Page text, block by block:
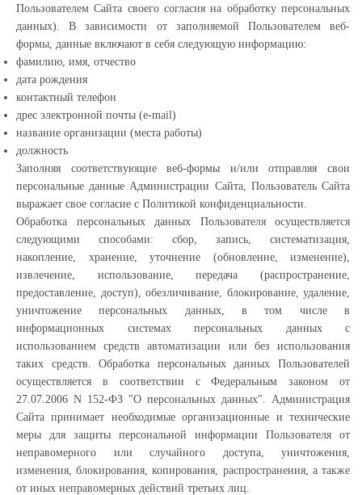
Пользователем Сайта своего согласия на обработку персональных
данных). В зависимости от заполняемой Пользователем веб-
формы, данные включают в себя следующую информацию:
фамилию, имя, отчество
дата рождения
контактный телефон
дрес электронной почты (e-mail)
название организации (места работы)
должность
Заполняя соответствующие веб-формы и/или отправляя свои
персональные данные Администрации Сайта, Пользователь Сайта
выражает свое согласие с Политикой конфиденциальности.
Обработка персональных данных Пользователя осуществляется
следующими способами: сбор, запись, систематизация,
накопление, хранение, уточнение (обновление, изменение),
извлечение, использование, передача (распространение,
предоставление, доступ), обезличивание, блокирование, удаление,
уничтожение персональных данных, в том числе в
информационных системах персональных данных с
использованием средств автоматизации или без использования
таких средств. Обработка персональных данных Пользователей
осуществляется в соответствии с Федеральным законом от
27.07.2006 N 152-ФЗ "О персональных данных". Администрация
Сайта принимает необходимые организационные и технические
меры для защиты персональной информации Пользователя от
неправомерного или случайного доступа, уничтожения,
изменения, блокирования, копирования, распространения, а также
от иных неправомерных действий третьих лиц.